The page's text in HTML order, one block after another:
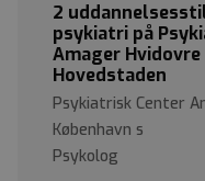
2
psykiatri på
Amager
Hovedstaden
Psykiatrisk Center
København s
Psykolog